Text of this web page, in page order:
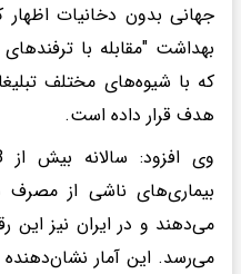
جهانی بدون دخانیات
بهداشت "مقابله با
که با شیوه‌های مختلف
هدف قرار داده است.
بیماری‌های ناشی از
می‌رسد. این آمار